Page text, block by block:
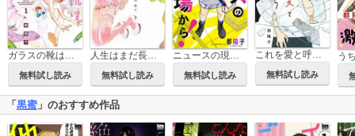
ガラスの靴は割れてもはける
無料試し読み
人生はまだ長いので
無料試し読み
ニュースの現場から！
無料試し読み
これを愛と呼ぶのなら
無料試し読み
「 黒蜜」のおすすめ作品